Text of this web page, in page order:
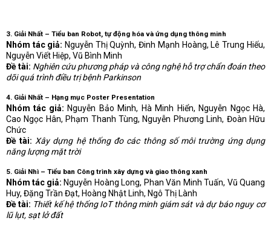
3. Giải Nhất – Tiểu ban Robot, tự động hóa và ứng dụng thông minh
Nhóm tác giả: Nguyễn Thị Quỳnh, Đinh Mạnh Hoàng, Lê Trung Hiếu,
Nguyễn Viết Hiệp, Vũ Bình Minh
Đề tài: Nghiên cứu phương pháp và công nghệ hỗ trợ chẩn đoán theo
dõi quá trình điều trị bệnh Parkinson
4. Giải Nhất – Hạng mục Poster Presentation
Nhóm tác giả: Nguyễn Bảo Minh, Hà Minh Hiển, Nguyễn Ngọc Hà,
Cao Ngọc Hân, Phạm Thanh Tùng, Nguyễn Phương Linh, Đoàn Hữu
Chức
Đề tài: Xây dựng hệ thống đo các thông số môi trường ứng dụng
năng lượng mặt trời
5. Giải Nhì – Tiểu ban Công trình xây dựng và giao thông xanh
Nhóm tác giả: Nguyễn Hoàng Long, Phan Văn Minh Tuấn, Vũ Quang
Huy, Đặng Trần Đạt, Hoàng Nhật Linh, Ngô Thị Lành
Đề tài: Thiết kế hệ thống IoT thông minh giám sát và dự báo nguy cơ
lũ lụt, sạt lở đất